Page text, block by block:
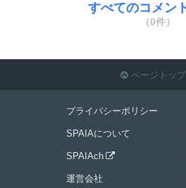
すべてのコメン
（0件）
 ページトッ
プライバシーポリシー
SPAIAについて
SPAIAch 
運営会社